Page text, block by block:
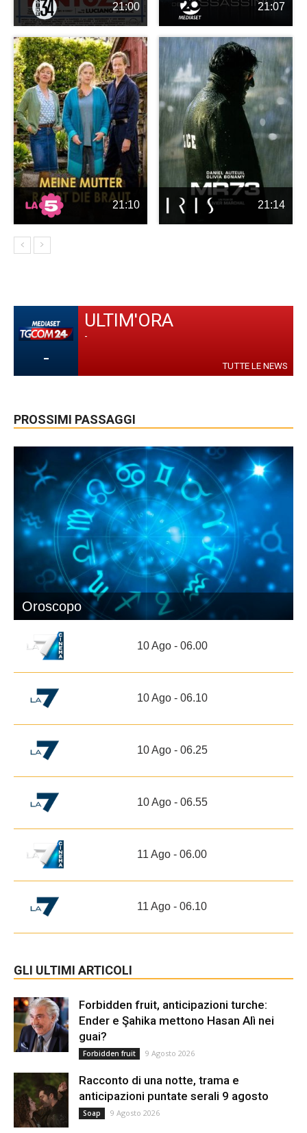
21:00 21:07
21:10 21:14
-
ULTIM'ORA
-
TUTTE LE NEWS
PROSSIMI PASSAGGI
Oroscopo
10 Ago - 06.00
10 Ago - 06.10
10 Ago - 06.25
10 Ago - 06.55
11 Ago - 06.00
11 Ago - 06.10
GLI ULTIMI ARTICOLI
Forbidden fruit, anticipazioni turche:
Ender e Şahika mettono Hasan Alì nei
guai?
Forbidden fruit 9 Agosto 2026
Racconto di una notte, trama e
anticipazioni puntate serali 9 agosto
Soap 9 Agosto 2026